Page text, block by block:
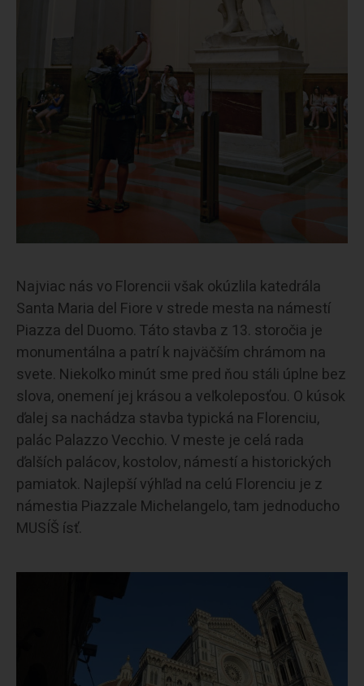
Najviac nás vo Florencii však okúzlila katedrála
Santa Maria del Fiore v strede mesta na námestí
Piazza del Duomo. Táto stavba z 13. storočia je
monumentálna a patrí k najväčším chrámom na
svete. Niekoľko minút sme pred ňou stáli úplne bez
slova, onemení jej krásou a veľkoleposťou. O kúsok
ďalej sa nachádza stavba typická na Florenciu,
palác Palazzo Vecchio. V meste je celá rada
ďalších palácov, kostolov, námestí a historických
pamiatok. Najlepší výhľad na celú Florenciu je z
námestia Piazzale Michelangelo, tam jednoducho
MUSÍŠ ísť.